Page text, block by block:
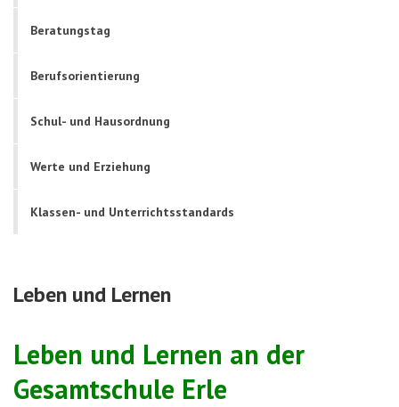
Beratungstag
Berufsorientierung
Schul- und Hausordnung
Werte und Erziehung
Klassen- und Unterrichtsstandards
Leben und Lernen
Leben und Lernen an der
Gesamtschule Erle